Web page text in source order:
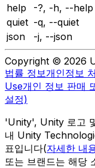
help
-?, -h, --help
quiet -q, --quiet
json
-j, --json
Copyright © 2026
법률 정보개인정보
Use개인 정보 판매
설정)
'Unity', Unity 로고
내 Unity
표입니다(자세한 내
또는 브랜드는 해당